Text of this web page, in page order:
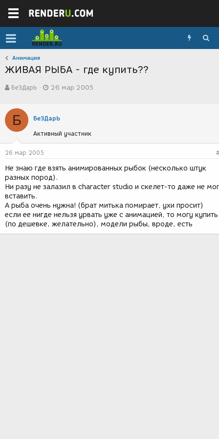
Анимация
ЖИВАЯ РЫБА - где купить??
в
о
р
т
е
м
ы
БеЗДарЬ
а
с
з
д
и
я
26 мар 2005
Б БеЗДарЬ
Активный участник
26 мар 2005
Не знаю где взять анимированных рыбок (несколько штук
разных пород).
Ни разу не залазил в character studio и скелет-то даже не
вставить.
А рыба очень нужна! (брат митька помирает, ухи просит)
если ее нигде нельзя урвать уже с анимацией, то могу купить
(по дешевке, желательно), модели рыбы, вроде, есть